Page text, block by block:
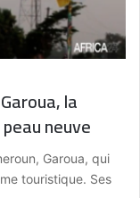
la
neuve
Garoua, qui
touristique. Ses